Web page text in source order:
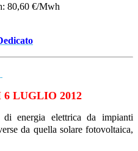
80,60 €/Mwh
LUGLIO 2012
di energia elettrica da impianti
da quella solare fotovoltaica,